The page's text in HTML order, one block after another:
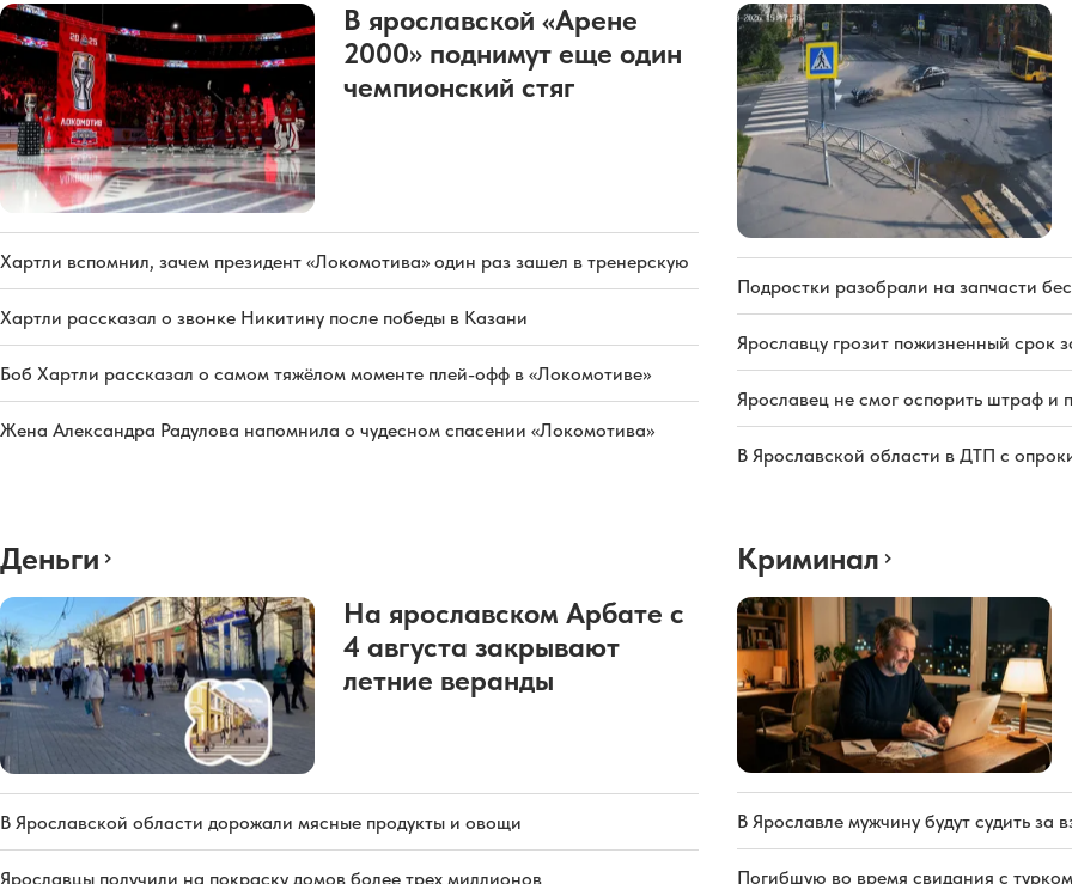
В ярославской «Арене
2000» поднимут еще один
чемпионский стяг
Хартли вспомнил, зачем президент «Локомотива» один раз зашел в тренерскую
Хартли рассказал о звонке Никитину после победы в Казани
Боб Хартли рассказал о самом тяжёлом моменте плей-офф в «Локомотиве»
Жена Александра Радулова напомнила о чудесном спасении «Локомотива»
Подростки разобрали на запчасти
Ярославцу грозит пожизненный срок
Ярославец не смог оспорить штраф и
В Ярославской области в ДТП с
Деньги
На ярославском Арбате с
4 августа закрывают
летние веранды
В Ярославской области дорожали мясные продукты и овощи
Ярославцы получили на покраску домов более трех миллионов
Криминал
В Ярославле мужчину будут судить за
Погибшую во время свидания с